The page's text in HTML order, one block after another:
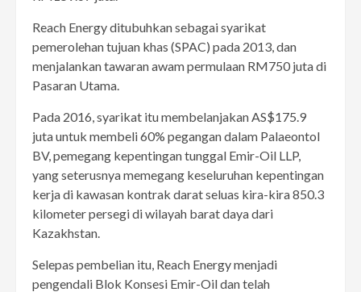
Reach Energy ditubuhkan sebagai syarikat
pemerolehan tujuan khas (SPAC) pada 2013, dan
menjalankan tawaran awam permulaan RM750 juta di
Pasaran Utama.
Pada 2016, syarikat itu membelanjakan AS$175.9
juta untuk membeli 60% pegangan dalam Palaeontol
BV, pemegang kepentingan tunggal Emir-Oil LLP,
yang seterusnya memegang keseluruhan kepentingan
kerja di kawasan kontrak darat seluas kira-kira 850.3
kilometer persegi di wilayah barat daya dari
Kazakhstan.
Selepas pembelian itu, Reach Energy menjadi
pengendali Blok Konsesi Emir-Oil dan telah